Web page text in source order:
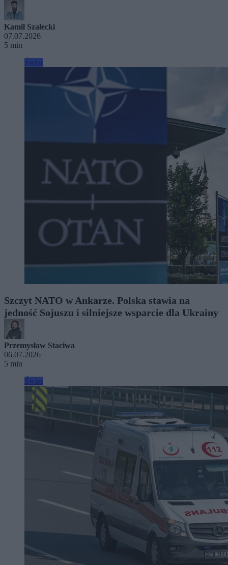
Kamil Szałecki
07.07.2026
5 min
Szczyt NATO w Ankarze. Polska stawia na
jedność Sojuszu i silniejsze wsparcie dla Ukrainy
Przemysław Staciwa
06.07.2026
5 min